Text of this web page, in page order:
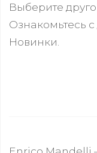
Выберите
Ознакомьтесь
Новинки.